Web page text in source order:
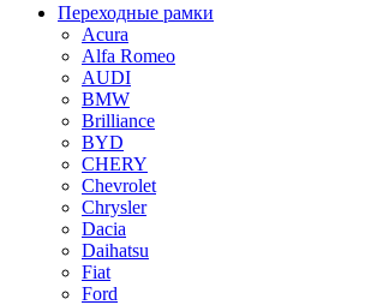
Переходные рамки
Acura
Alfa Romeo
AUDI
BMW
Brilliance
BYD
CHERY
Chevrolet
Chrysler
Dacia
Daihatsu
Fiat
Ford